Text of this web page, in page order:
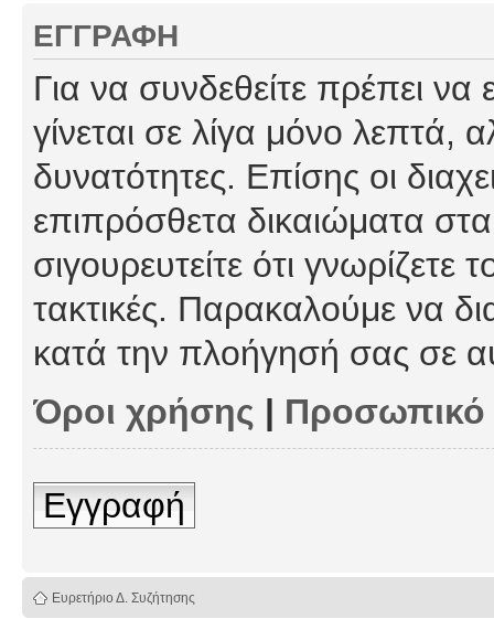
ΕΓΓΡΑΦΉ
Για να συνδεθείτε πρέπει
γίνεται σε λίγα μόνο λεπτά,
δυνατότητες. Επίσης οι
επιπρόσθετα δικαιώματα
σιγουρευτείτε ότι γνωρίζετε
τακτικές. Παρακαλούμε να
κατά την πλοήγησή σας σε
Όροι χρήσης |
Εγγραφή
Ευρετήριο Δ. Συζήτησης